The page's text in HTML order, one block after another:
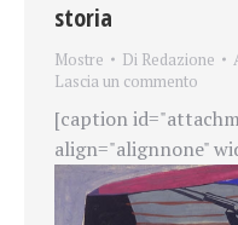
storia
Mostre Di Redazione
Lascia un commento
[caption
align="alignnone"